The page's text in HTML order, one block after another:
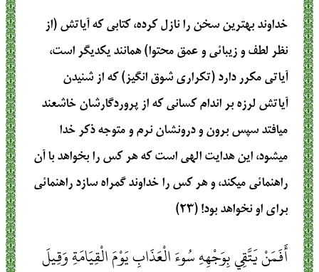
خداوند بهترين سخن را نازل كرده، كتابي كه آياتش (از
نظر لطف و زيبائي و عمق محتوا) همانند يكديگر است،
آياتي مكرر دارد (تكراري شوق انگيز) كه از شنيدن
آياتش لرزه بر اندام كساني كه از پروردگارشان خاشعند
مي‏افتد سپس برون و درونشان نرم و متوجه ذكر خدا
مي‏شود، اين هدايت الهي است كه هر كس را بخواهد با آن
راهنمائي مي‏كند، و هر كس را خداوند گمراه سازد راهنمائي
براي او نخواهد بود! (۲۳)
أَفَمَنْ يَتَّقِي بِوَجْهِهِ سُوءَ الْعَذَابِ يَوْمَ الْقِيَامَةِ وَقِيلَ